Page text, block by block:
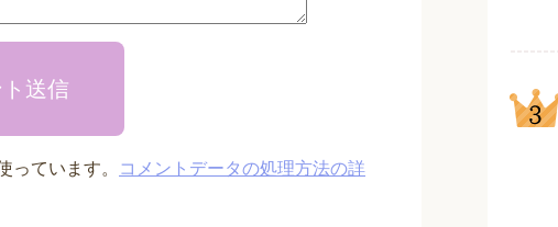
送信
っています。
コメントデータの処理方法の詳